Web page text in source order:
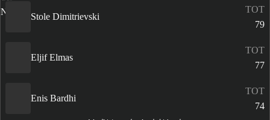
Stole Dimitrievski
TOT
79
Eljif Elmas
TOT
77
Enis Bardhi
TOT
74